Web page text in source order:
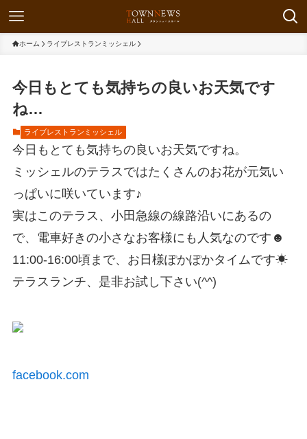
ホーム ライブレストランミッシェル
今日もとても気持ちの良いお天気です
ね…
ライブレストランミッシェル
今日もとても気持ちの良いお天気ですね。
ミッシェルのテラスではたくさんのお花が元気い
っぱいに咲いています♪
実はこのテラス、小田急線の線路沿いにあるの
で、電車好きの小さなお客様にも人気なのです☻
11:00-16:00頃まで、お日様ぽかぽかタイムです☀︎
テラスランチ、是非お試し下さい(^^)
facebook.com